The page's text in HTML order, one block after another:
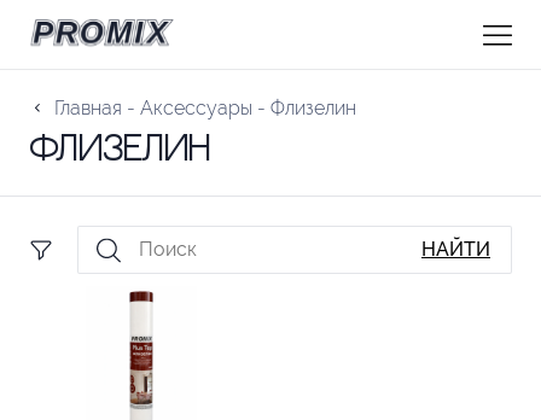
Главная - Аксессуары - Флизелин
Флизелин
НАЙТИ